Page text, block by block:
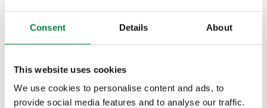
Consent Details About
This website uses cookies
We use cookies to personalise content and ads, to
provide social media features and to analyse our traffic.
CERTIFICATIONS